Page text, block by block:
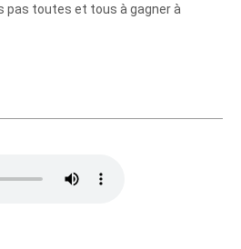
pas toutes et tous à gagner à